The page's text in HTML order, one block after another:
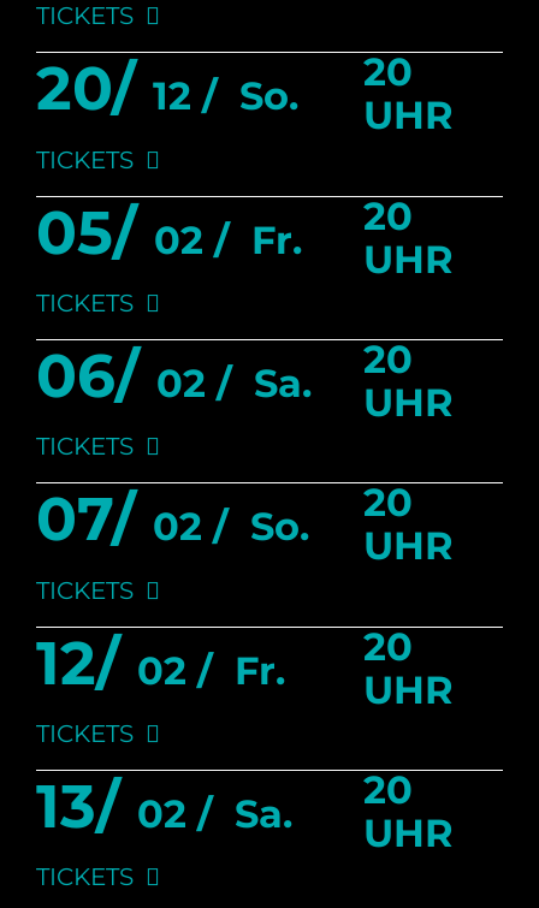
TICKETS
20/ 12 / So.
20
UHR
TICKETS
05/ 02 / Fr.
20
UHR
TICKETS
06/ 02 / Sa.
20
UHR
TICKETS
07/ 02 / So.
20
UHR
TICKETS
12/ 02 / Fr.
20
UHR
TICKETS
13/ 02 / Sa.
20
UHR
TICKETS